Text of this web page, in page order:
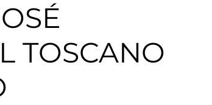
TOSCANO